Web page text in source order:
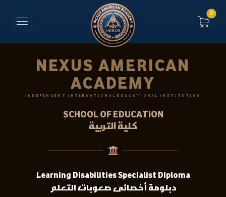
NEXUS AMERICAN
ACADEMY
INDEPENDENT INTERNATIONAL EDUCATIONAL INSTITUTION
SCHOOL OF EDUCATION
كلية التربية
Learning Disabilities Specialist Diploma
دبلومة أخصائى صعوبات التعلم